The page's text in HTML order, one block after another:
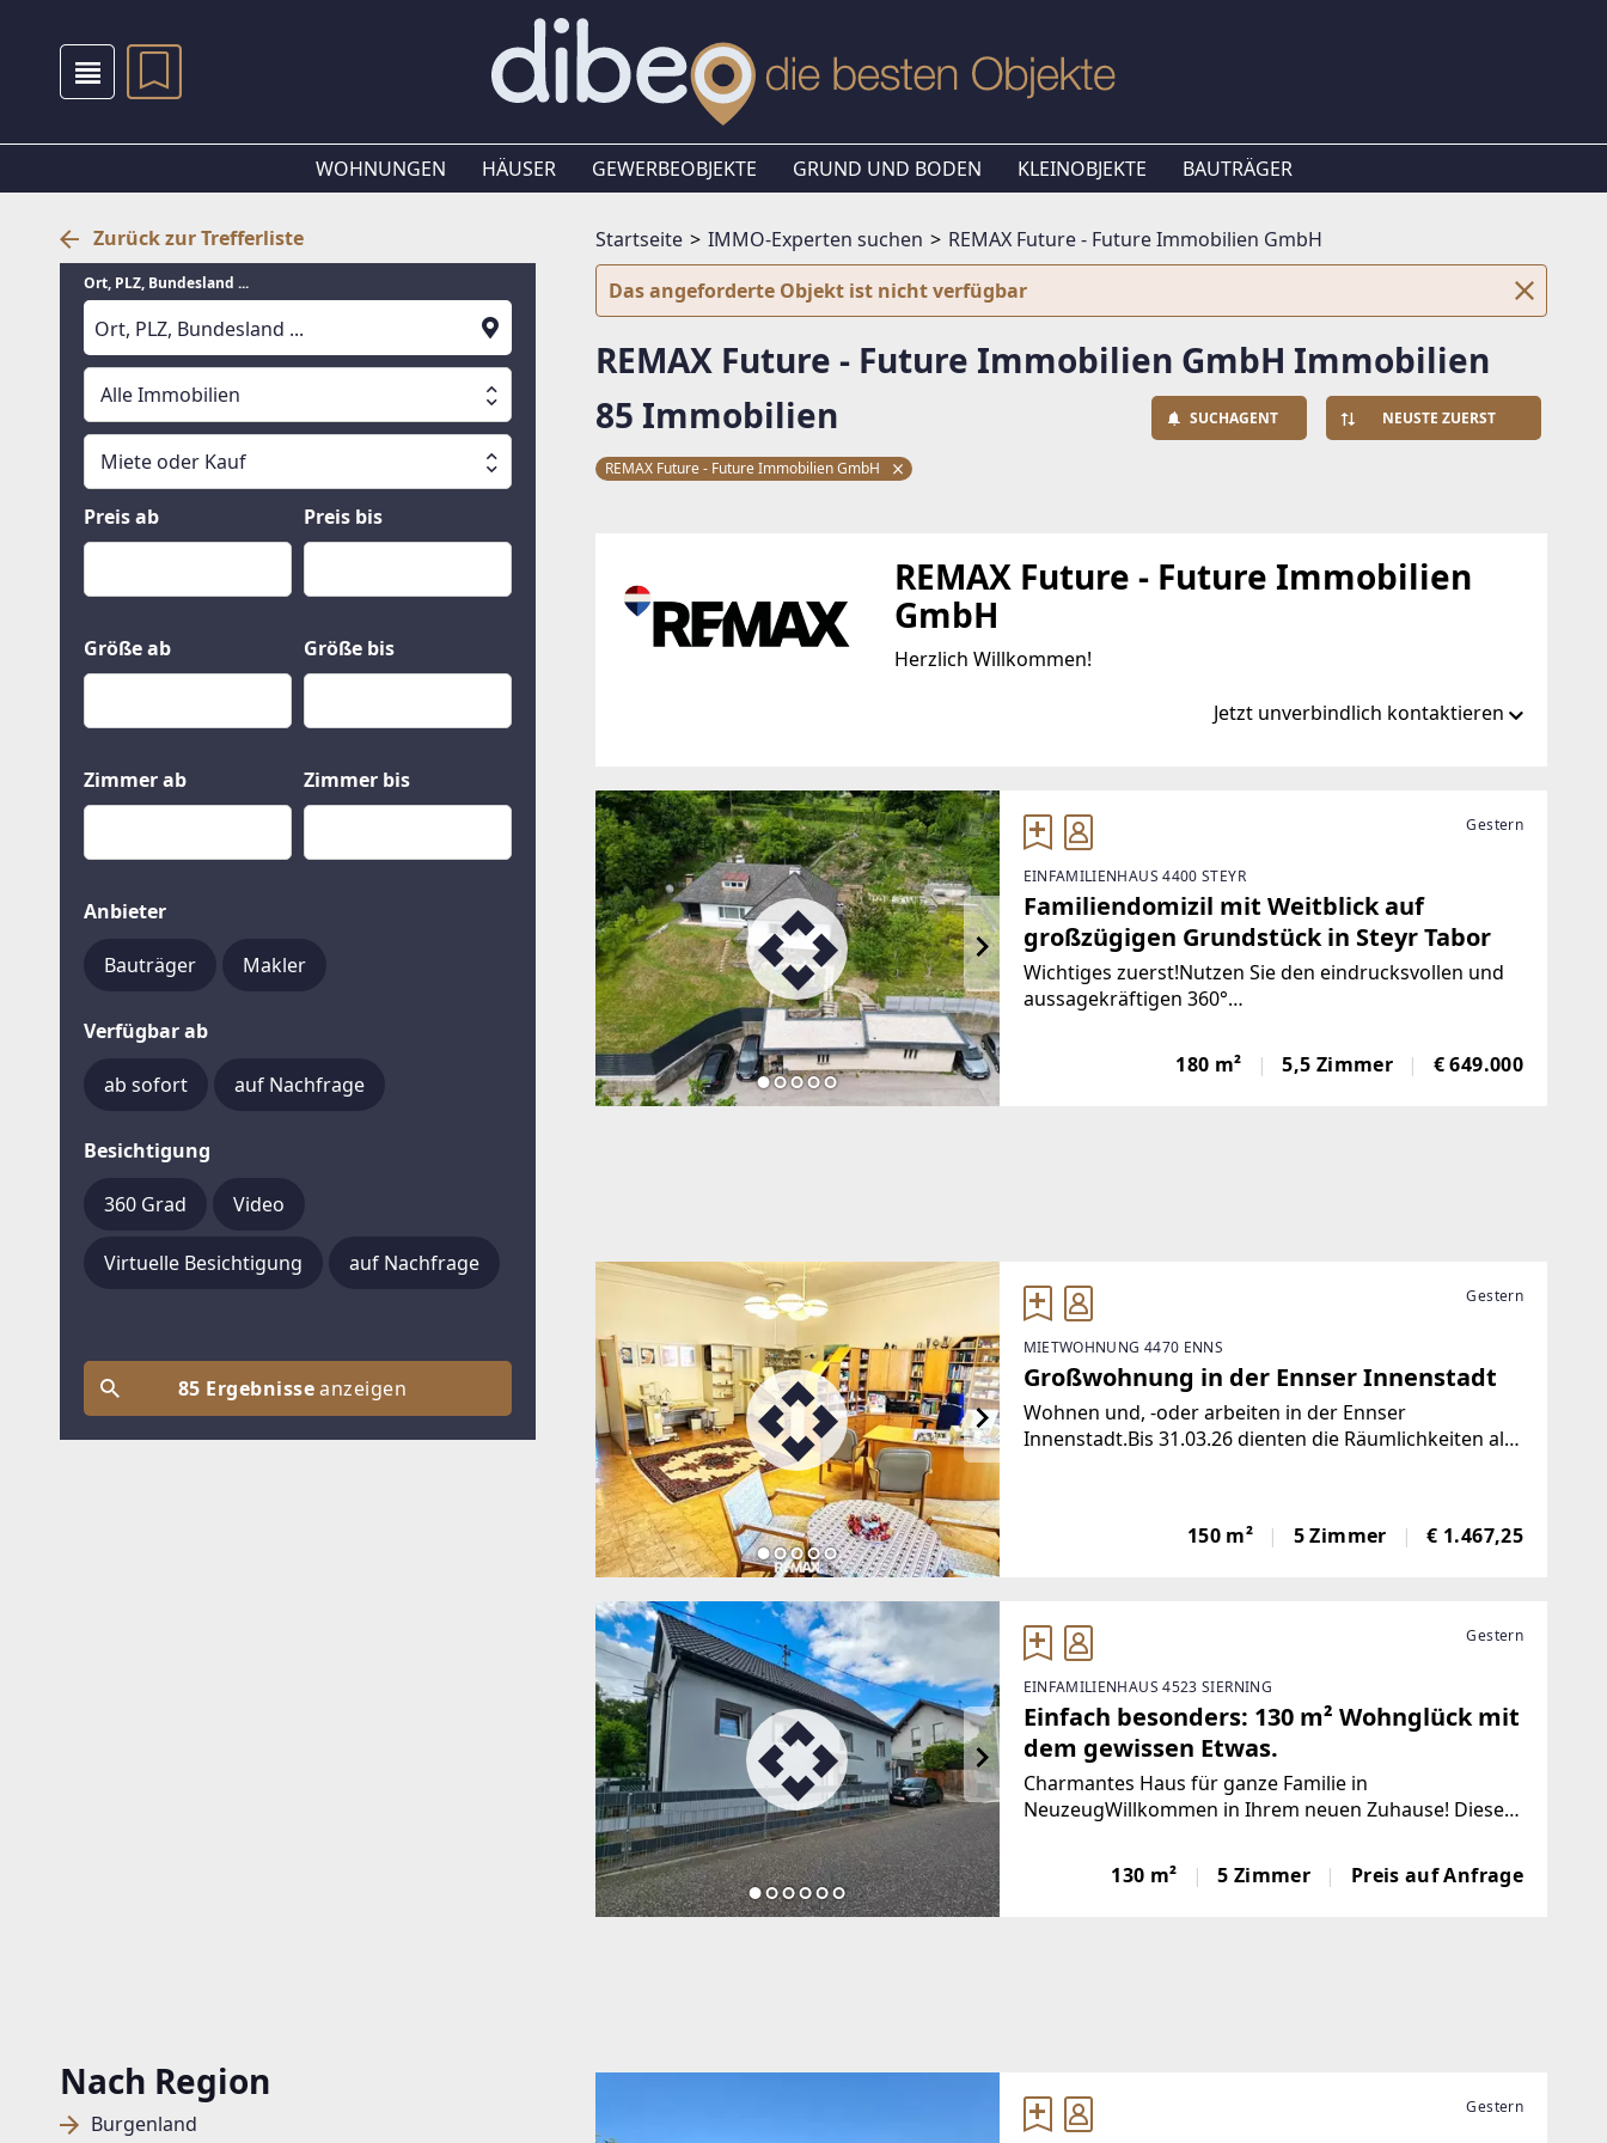
WOHNUNGEN HÄUSER GEWERBEOBJEKTE GRUND UND BODEN KLEINOBJEKTE BAUTRÄGER
Zurück zur Trefferliste
Ort, PLZ, Bundesland ...
Suche läuft
Alle Immobilien
Alle Immobilien
Häuser
Grund und Boden
Miete oder Kauf
Miete oder Kauf
Kauf
Preis ab Preis bis
Größe ab Größe bis
Zimmer ab Zimmer bis
Anbieter
Bauträger Makler
Verfügbar ab
ab sofort auf Nachfrage
Besichtigung
360 Grad Video
Virtuelle Besichtigung auf Nachfrage
85 Ergebnisseanzeigen
Nach Region
Burgenland
Startseite IMMO-Experten suchen
REMAX Future - Future Immobilien GmbH
Das angeforderte Objekt ist nicht verfügbar
REMAX Future - Future Immobilien GmbH Immobilien
85 Immobilien
SUCHAGENT NEUSTE ZUERST
REMAX Future - Future Immobilien GmbH
REMAX Future - Future Immobilien
GmbH
Herzlich Willkommen!
Jetzt unverbindlich kontaktieren
Linzer Straße 11
4470 Enns
https://www.remax.at/de/ib/remax-future-enns
EMAIL
w.petermair@remax-future.at
Gestern
EINFAMILIENHAUS 4400 STEYR
Familiendomizil mit Weitblick auf
großzügigen Grundstück in Steyr Tabor
Wichtiges zuerst!Nutzen Sie den eindrucksvollen und
aussagekräftigen 360°
angenehmer Wohnlage von Steyr verbindet dieses
Haus großzügiges Platzangebot mit einem Umfeld ,
180 m² 5,5 Zimmer € 649.000
Gestern
MIETWOHNUNG 4470 ENNS
Großwohnung in der Ennser Innenstadt
Wohnen und, -oder arbeiten in der Ennser
Innenstadt.Bis 31.03.26 dienten die Räumlichkeiten als
150 m² 5 Zimmer € 1.467,25
Gestern
EINFAMILIENHAUS 4523 SIERNING
Einfach besonders: 130 m² Wohnglück mit
dem gewissen Etwas.
Charmantes Haus für ganze Familie in
NeuzeugWillkommen in Ihrem neuen Zuhause! Dieses
1910 verbindet historischen Charme mit zeitgemäßem
Wohnkomfort – ideal für junge Familien, die sich ihren
130 m² 5 Zimmer Preis auf Anfrage
Gestern